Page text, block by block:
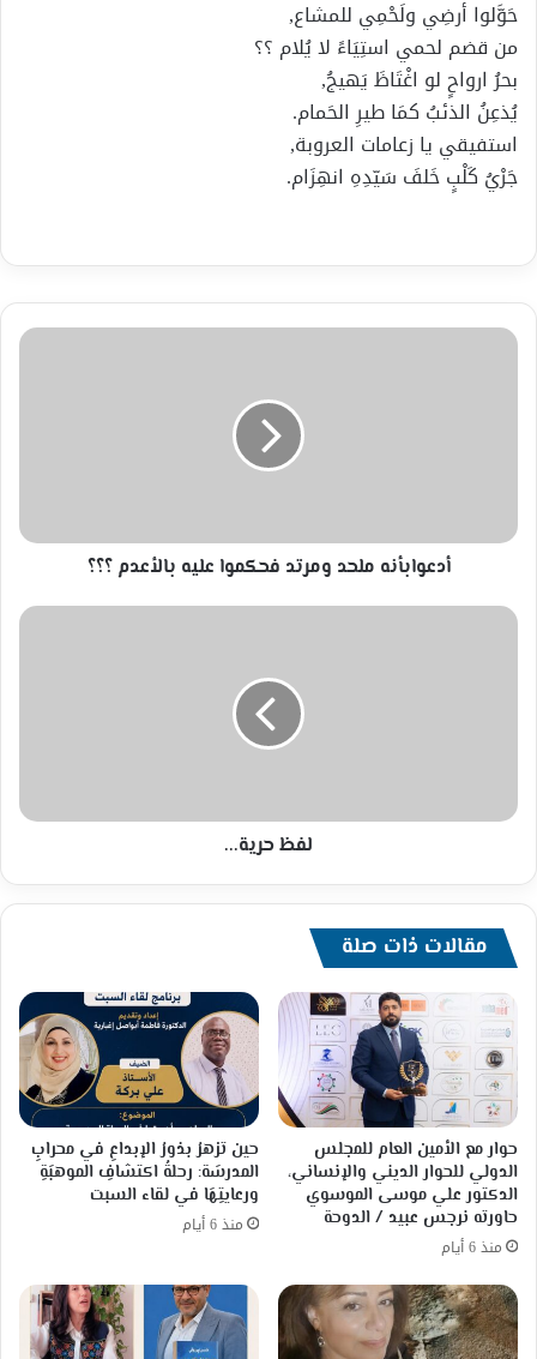
حَوَّلوا أرضِي ولَحْمِي للمشاع,
من قضم لحمي استِيَاءً لا يُلام ؟؟
بحرُ ارواحٍ لو اغْتَاظَ يَهيجُ,
يُذعِنُ الذئبُ كمَا طيرِ الحَمام.
استفيقي يا زعامات العروبة,
جَرْيُ كَلْبٍ خَلفَ سَيّدِهِ انهِزَام.
أدعوابأنه
أدعوابأنه ملحد ومرتد فحكموا عليه بالأعدم ؟؟؟
لفظ
لفظ حرية...
مقالات ذات صلة
حوار مع الأمين العام للمجلس
الدولي للحوار الديني والإنساني،
الدكتور علي موسى الموسوي
حاورته نرجس عبيد / الدوحة
منذ 6 أيام
حين تزهرُ بذورُ الإبداعِ في محرابِ
المدرسَة: رحلةُ اكتشافِ الموهبَةِ
ورعايتِهَا في لقاء السبت
منذ 6 أيام